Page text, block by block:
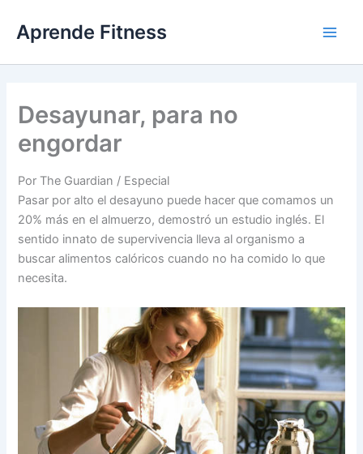
contenido
Aprende Fitness
Desayunar, para no
engordar
Por The Guardian / Especial
Pasar por alto el desayuno puede hacer que comamos un
20% más en el almuerzo, demostró un estudio inglés. El
sentido innato de supervivencia lleva al organismo a
buscar alimentos calóricos cuando no ha comido lo que
necesita.